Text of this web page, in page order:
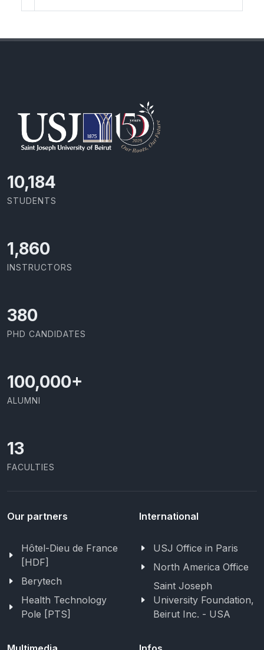
11,110
STUDENTS
2,029
INSTRUCTORS
414
PHD CANDIDATES
100,000+
ALUMNI
13
FACULTIES
Our partners
Hôtel-Dieu de France
[HDF]
Berytech
Health Technology
Pole [PTS]
International
USJ Office in Paris
North America Office
Saint Joseph
University Foundation,
Beirut Inc. - USA